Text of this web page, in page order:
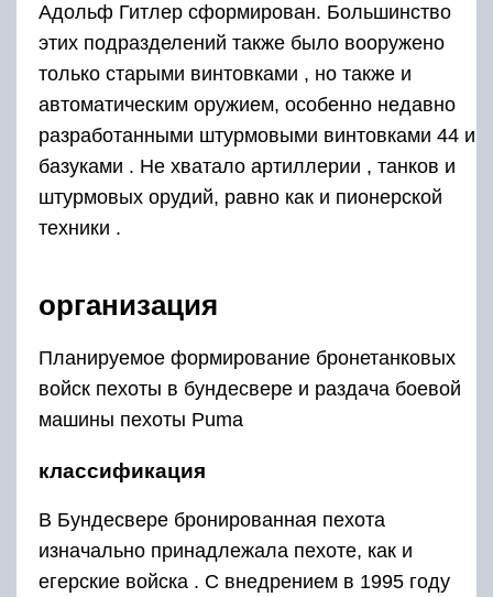
Адольф Гитлер сформирован. Большинство
этих подразделений также было вооружено
только старыми винтовками , но также и
автоматическим оружием, особенно недавно
разработанными штурмовыми винтовками 44 и
базуками . Не хватало артиллерии , танков и
штурмовых орудий, равно как и пионерской
техники .
организация
Планируемое формирование бронетанковых
войск пехоты в бундесвере и раздача боевой
машины пехоты Puma
классификация
В Бундесвере бронированная пехота
изначально принадлежала пехоте, как и
егерские войска . С внедрением в 1995 году